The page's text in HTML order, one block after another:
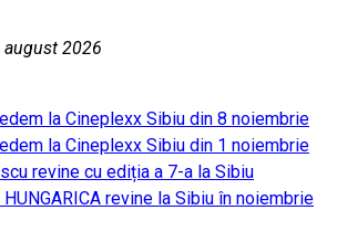
2026
la Cineplexx Sibiu din 8 noiembrie
la Cineplexx Sibiu din 1 noiembrie
revine cu ediția a 7-a la Sibiu
revine la Sibiu în noiembrie